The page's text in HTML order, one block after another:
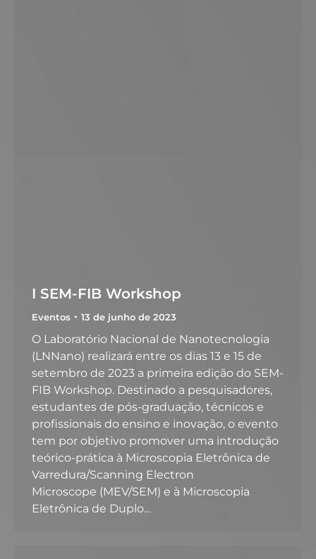
I SEM-FIB Workshop
Eventos 13 de junho de 2023
O Laboratório Nacional de Nanotecnologia
(LNNano) realizará entre os dias 13 e 15 de
setembro de 2023 a primeira edição do SEM-
FIB Workshop. Destinado a pesquisadores,
estudantes de pós-graduação, técnicos e
profissionais do ensino e inovação, o evento
tem por objetivo promover uma introdução
teórico-prática à Microscopia Eletrônica de
Varredura/Scanning Electron
Microscope (MEV/SEM) e à Microscopia
Eletrônica de Duplo…